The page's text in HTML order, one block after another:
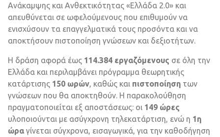
Ανάκαμψης και Ανθεκτικότητας «Ελλάδα 2.0» και
απευθύνεται σε ωφελούμενους που επιθυμούν να
ενισχύσουν τα επαγγελματικά τους προσόντα και να
αποκτήσουν πιστοποίηση γνώσεων και δεξιοτήτων.
Η δράση αφορά έως 114.384 εργαζόμενους σε όλη την
Ελλάδα και περιλαμβάνει πρόγραμμα θεωρητικής
κατάρτισης 150 ωρών, καθώς και πιστοποίηση των
γνώσεων που θα αποκτηθούν. Η παρακολούθηση
πραγματοποιείται εξ αποστάσεως: οι 149 ώρες
υλοποιούνται με ασύγχρονη τηλεκατάρτιση, ενώ η 1η
ώρα γίνεται σύγχρονα, εισαγωγικά, για την καθοδήγηση